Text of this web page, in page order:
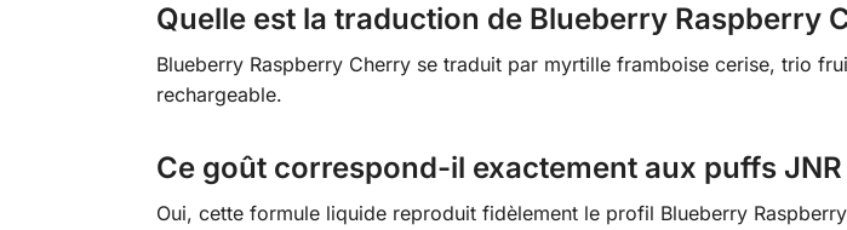
Quelle est la traduction de Blueberry Raspberry
Blueberry Raspberry Cherry se traduit par myrtille framboise cerise, trio
rechargeable.
Ce goût correspond-il exactement aux puffs JNR
Oui, cette formule liquide reproduit fidèlement le profil Blueberry